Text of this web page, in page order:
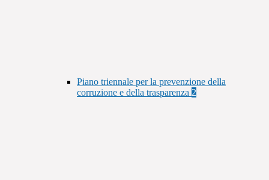
Piano triennale per la prevenzione della
corruzione e della trasparenza 2